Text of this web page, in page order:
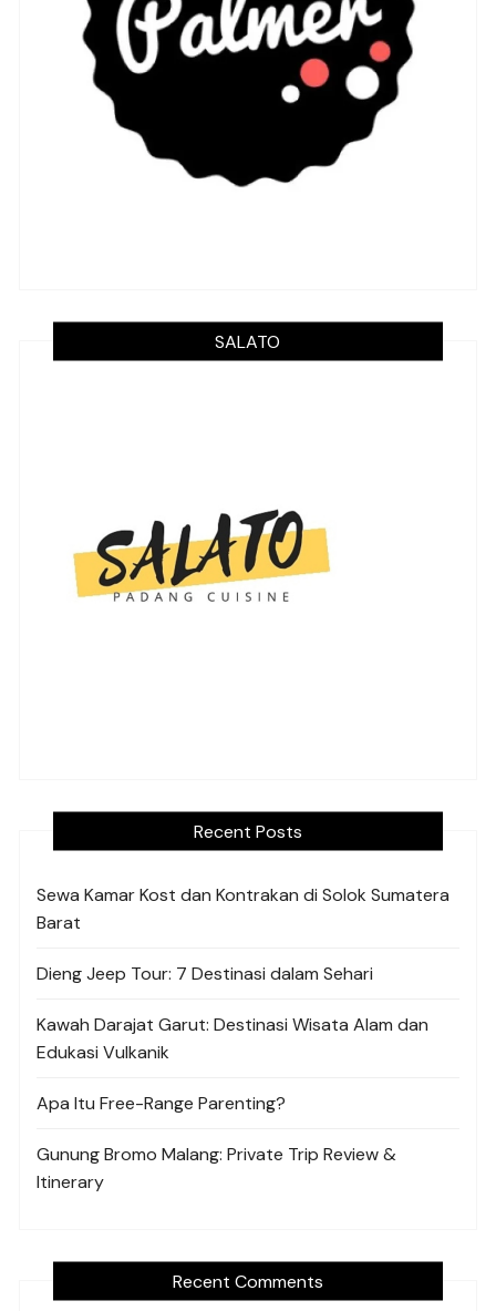
SALATO
Recent Posts
Sewa Kamar Kost dan Kontrakan di Solok Sumatera
Barat
Dieng Jeep Tour: 7 Destinasi dalam Sehari
Kawah Darajat Garut: Destinasi Wisata Alam dan
Edukasi Vulkanik
Apa Itu Free-Range Parenting?
Gunung Bromo Malang: Private Trip Review &
Itinerary
Recent Comments